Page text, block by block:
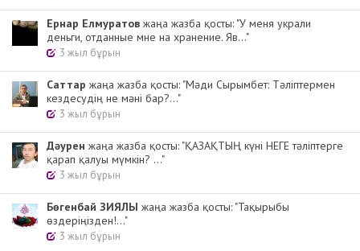
Ернар Елмуратов жаңа жазба қосты: "У меня украли
деньги, отданные мне на хранение. Яв..."
3 жыл бұрын
Cаттар жаңа жазба қосты: "Мәди Сырымбет: Тәліптермен
кездесудің не мәні бар?..."
3 жыл бұрын
Дәурен жаңа жазба қосты: "ҚАЗАҚТЫҢ күні НЕГЕ тәліптерге
қарап қалуы мүмкін? ..."
3 жыл бұрын
Бөгенбай ЗИЯЛЫ жаңа жазба қосты: "Тақырыбы
өздеріңізден!..."
3 жыл бұрын